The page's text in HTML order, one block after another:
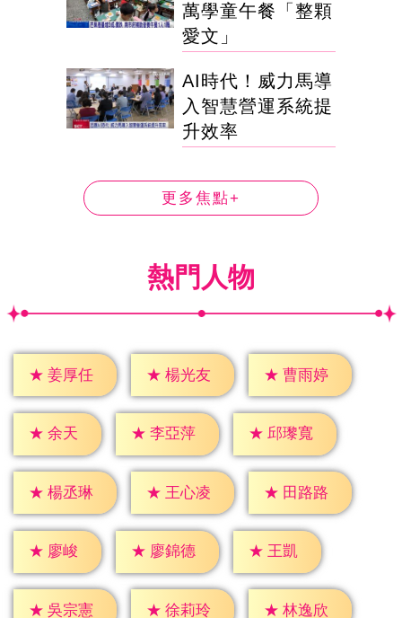
萬學童午餐「整顆
愛文」
AI時代！威力馬導
入智慧營運系統提
升效率
更多焦點+
熱門人物
★ 姜厚任 ★ 楊光友 ★ 曹雨婷
★ 余天 ★ 李亞萍 ★ 邱瓈寬
★ 楊丞琳 ★ 王心凌 ★ 田路路
★ 廖峻 ★ 廖錦德 ★ 王凱
★ 吳宗憲 ★ 徐莉玲 ★ 林逸欣